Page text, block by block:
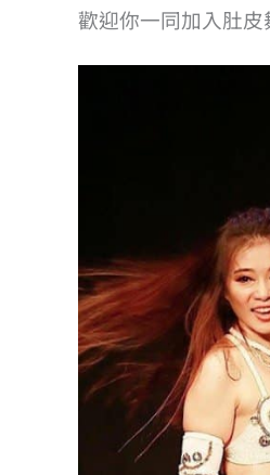
歡迎你一同加入肚皮